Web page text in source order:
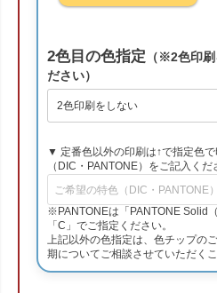
2色目の色指定 （※2色印
ださい）
▼ 定番色以外の印刷は↑で指定色
（DIC・PANTONE）をご記入くだ
※PANTONEは「PANTONE Solid
「C」でご指定ください。
上記以外の色指定は、色チップの
期についてご相談させていただく